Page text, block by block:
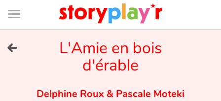
Connexion
Bibliothèque
de
page
Try for free
L'Amie en bois
d'érable
Delphine Roux & Pascale Moteki